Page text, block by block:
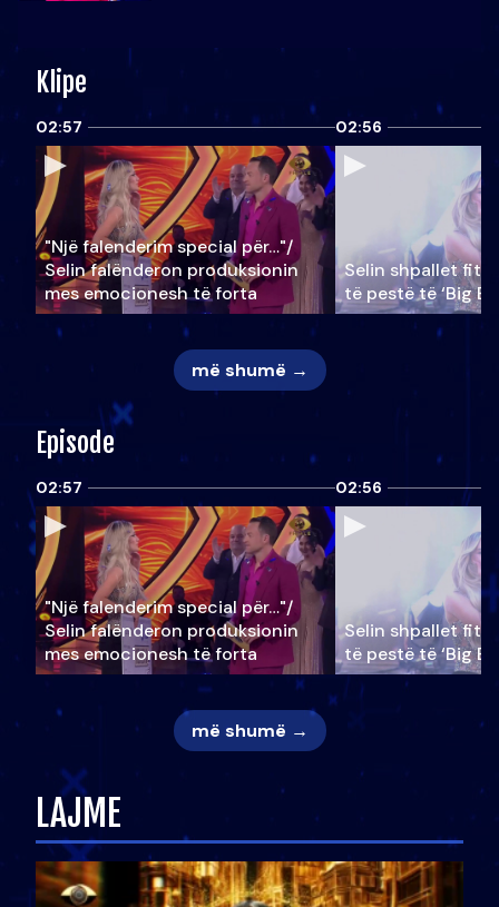
Klipe
02:57
"Një falenderim special për…"/
Selin falënderon produksionin
mes emocionesh të forta
02:56
Selin shpallet
të pestë të ‘Big
më shumë →
Episode
02:57
"Një falenderim special për…"/
Selin falënderon produksionin
mes emocionesh të forta
02:56
Selin shpallet
të pestë të ‘Big
më shumë →
LAJME